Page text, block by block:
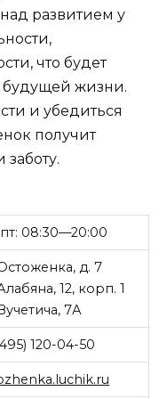
развитием у
что будет
будущей жизни.
и убедиться
получит
08:30—20:00
д. 7
12, корп. 1
7А
120-04-50